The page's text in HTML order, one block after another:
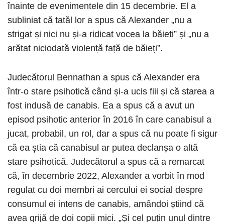
înainte de evenimentele din 15 decembrie. El a
subliniat că tatăl lor a spus că Alexander „nu a
strigat și nici nu și-a ridicat vocea la băieți” și „nu a
arătat niciodată violență față de băieți”.
Judecătorul Bennathan a spus că Alexander era
într-o stare psihotică când și-a ucis fiii și că starea a
fost indusă de canabis. Ea a spus că a avut un
episod psihotic anterior în 2016 în care canabisul a
jucat, probabil, un rol, dar a spus că nu poate fi sigur
că ea știa că canabisul ar putea declanșa o altă
stare psihotică. Judecătorul a spus că a remarcat
că, în decembrie 2022, Alexander a vorbit în mod
regulat cu doi membri ai cercului ei social despre
consumul ei intens de canabis, amândoi știind că
avea grijă de doi copii mici. „Și cel puțin unul dintre